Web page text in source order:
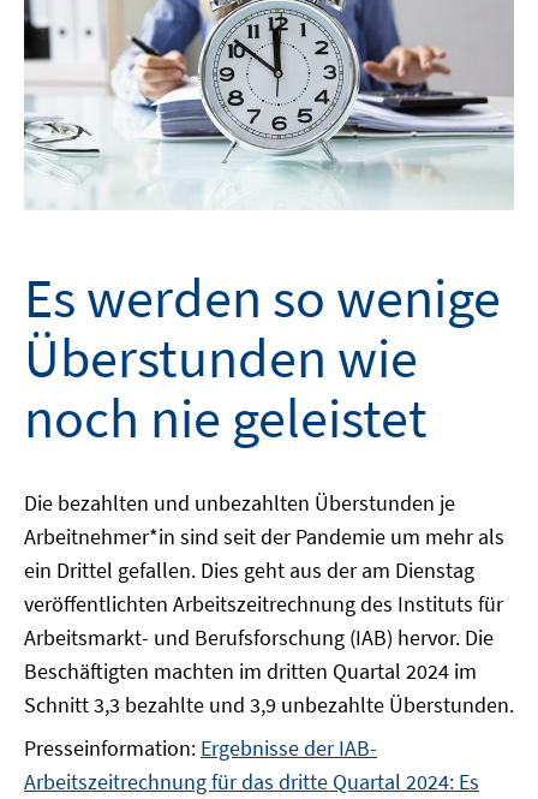
Es werden so wenige
Überstunden wie
noch nie geleistet
Die bezahlten und unbezahlten Überstunden je
Arbeitnehmer*in sind seit der Pandemie um mehr als
ein Drittel gefallen. Dies geht aus der am Dienstag
veröffentlichten Arbeitszeitrechnung des Instituts für
Arbeitsmarkt- und Berufsforschung (IAB) hervor. Die
Beschäftigten machten im dritten Quartal 2024 im
Schnitt 3,3 bezahlte und 3,9 unbezahlte Überstunden.
Presseinformation: Ergebnisse der IAB-
Arbeitszeitrechnung für das dritte Quartal 2024: Es